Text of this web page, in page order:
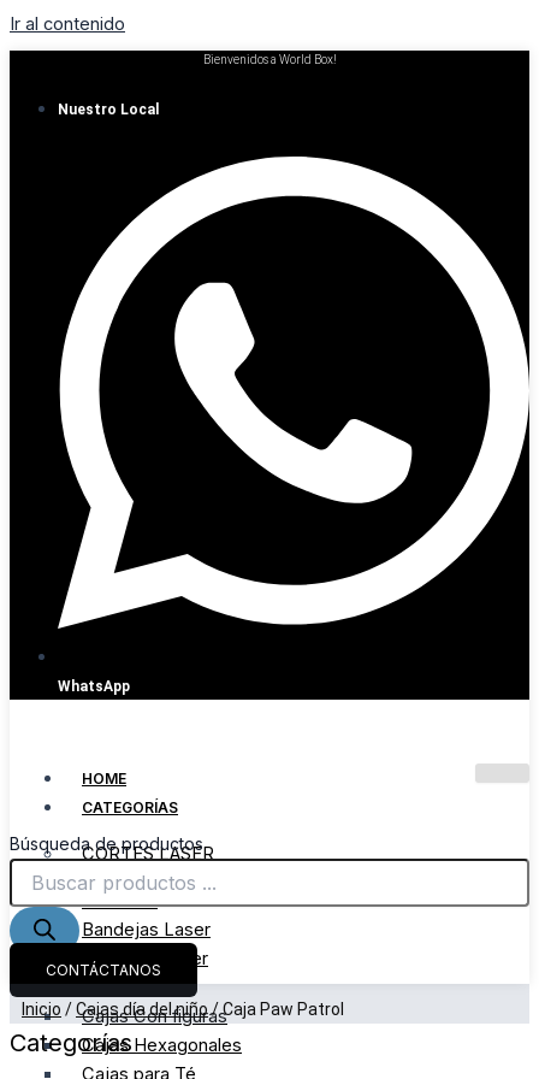
Ir al contenido
Bienvenidos a World Box!
Nuestro Local
WhatsApp
HOME
CATEGORÍAS
CORTES LASER
Alcancías
Bandejas Laser
Bandejas Taller
Baúles
Cajas Con figuras
Cajas Hexagonales
Cajas para Té
Búsqueda de productos
CONTÁCTANOS
Inicio /Cajas día del niño/ Caja Paw Patrol
Categorías